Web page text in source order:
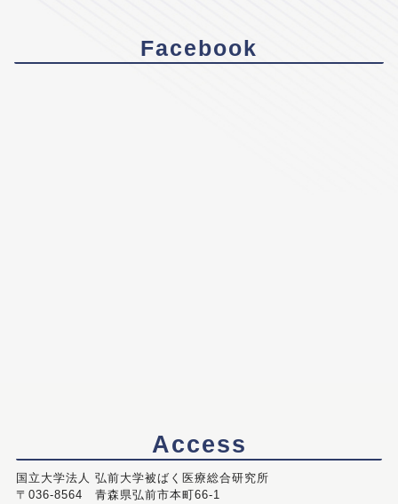
Facebook
Access
国立大学法人 弘前大学被ばく医療総合研究所
〒036-8564 青森県弘前市本町66-1